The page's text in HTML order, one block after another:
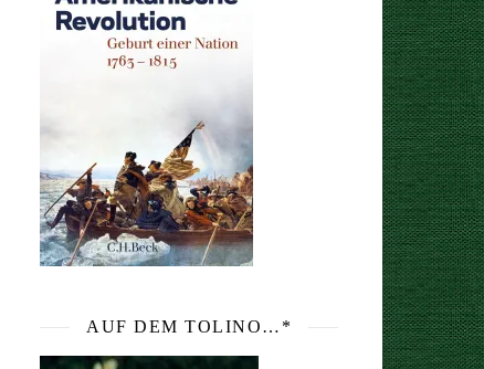
AUF DEM TOLINO…*